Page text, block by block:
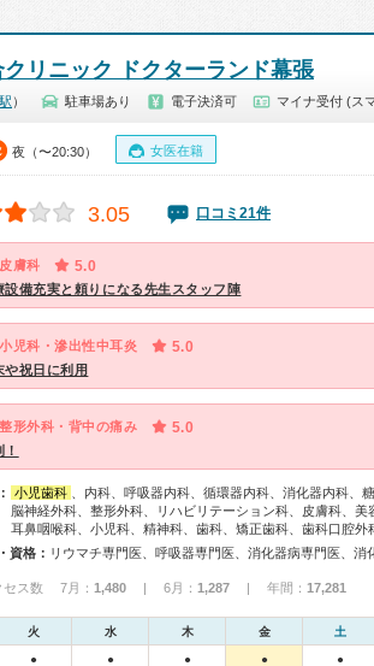
クリニック ドクターランド幕張
） 駐車場あり 電子決済可 マイナ受付 (ス
夜（〜20:30） 女医在籍
3.05 口コミ21件
皮膚科 5.0
設備充実と頼りになる先生スタッフ陣
小児科・滲出性中耳炎 5.0
や祝日に利用
整形外科・背中の痛み 5.0
小児歯科
、内科、呼吸器内科、循環器内科、消化器内科、
脳神経外科、整形外科、リハビリテーション科、皮膚科、美
耳鼻咽喉科、小児科、精神科、歯科、矯正歯科、歯科口腔外
資格：
セス数 7月： 1,480 | 6月： 1,287 | 年間： 17,281
火 水 木 金 土
● ● ● ● ●